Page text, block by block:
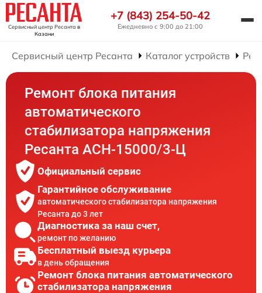
Сервисный центр Ресанта в
Казани
+7 (843) 254-50-42
Ежедневно с 9:00 до 21:00
Сервисный центр Ресанта Каталог устройств
Ремонт блока питания
автоматического
стабилизатора напряжения
Ресанта АСН-15000/3-Ц
Официальный сервис
Гарантийное обслуживание
автоматического стабилизатора напряжения
Ресанта до 3 лет
Диагностика за наш счет,
ремонт по желанию
Бесплатный выезд курьера
в день обращения
Ремонт блока питания автоматического
стабилизатора напряжения